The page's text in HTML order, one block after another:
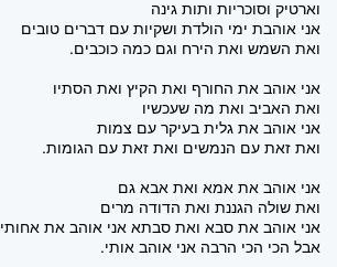
וארטיק וסוכריות ותות גינה
אני אוהבת ימי הולדת ושקיות עם דברים טובים
ואת השמש ואת הירח וגם כמה כוכבים.
אני אוהב את החורף ואת הקיץ ואת הסתיו
ואת האביב ואת מה שעכשיו
אני אוהב את גלית בעיקר עם צמות
ואת זאת עם הנמשים ואת זאת עם הגומות.
אני אוהב את אמא ואת אבא גם
ואת שולה הגננת ואת הדודה מרים
אני אוהב את סבא ואת סבתא אני אוהב את אחותי
אבל הכי הכי הרבה אני אוהב אותי.